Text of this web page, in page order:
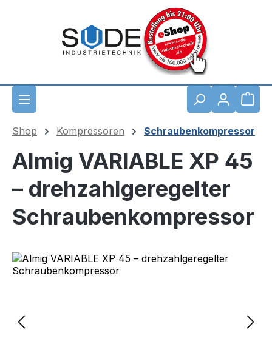
Shop Kompressoren Schraubenkompressor
Almig VARIABLE XP 45
– drehzahlgeregelter
Schraubenkompressor
Bildergalerie überspringen